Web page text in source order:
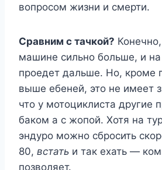
вопросом жизни и смерти.
Сравним с тачкой?
машине сильно больше, и на
проедет дальше. Но, кроме
выше ебеней, это не имеет
что у мотоциклиста другие
баком а с жопой. Хотя на
эндуро можно сбросить
80, встать и так ехать —
позволяет.